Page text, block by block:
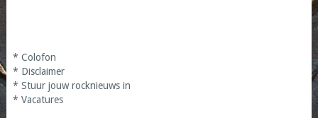
* Colofon
* Disclaimer
* Stuur jouw rocknieuws in
* Vacatures